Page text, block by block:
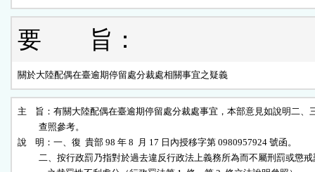
要 旨：
關於大陸配偶在臺逾期停留處分裁處相關事宜之疑義
主    旨：有關大陸配偶在臺逾期停留處分裁處事宜，本部意見如說明二
          查照參考。
說    明：一、復  貴部 98 年 8  月 17 日內授移字第 0980957924 號函。
二、按行政罰乃指對於過去違反行政法上義務所為而不屬刑罰或懲